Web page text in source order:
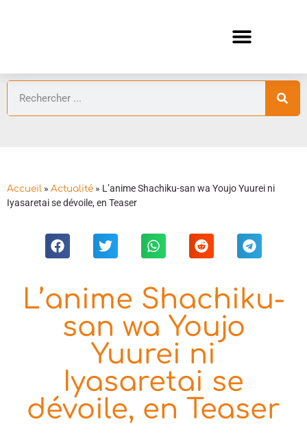
Accueil » Actualité » L’anime Shachiku-san wa Youjo Yuurei ni
Iyasaretai se dévoile, en Teaser
L’anime Shachiku-
san wa Youjo
Yuurei ni
Iyasaretai se
dévoile, en Teaser